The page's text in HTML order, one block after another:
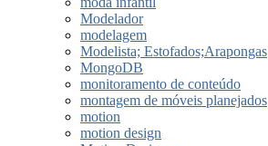
Modelador
modelagem
Modelista; Estofados;Arapongas
MongoDB
monitoramento de conteúdo
montagem de móveis planejados
motion
motion design